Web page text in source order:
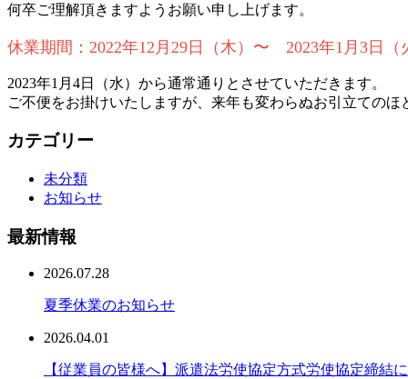
何卒ご理解頂きますようお願い申し上げます。
休業期間：2022年12月29日（木）〜 2023年1月3日（
2023年1月4日（水）から通常通りとさせていただきます。
ご不便をお掛けいたしますが、来年も変わらぬお引立てのほ
カテゴリー
未分類
お知らせ
最新情報
2026.07.28
夏季休業のお知らせ
2026.04.01
【従業員の皆様へ】派遣法労使協定方式労使協定締結